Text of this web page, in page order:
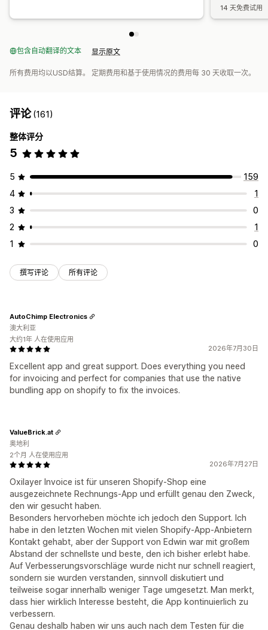
14 天免费试用
包含自动翻译的文本 显示原文
所有费用均以USD结算。 定期费用和基于使用情况的费用每 30 天收取一次。
评论(161)
整体评分
5
5
159
4
1
3
0
2
1
1
0
撰写评论 所有评论
2026年7月30日
Excellent app and great support. Does everything you need
for invoicing and perfect for companies that use the native
bundling app on shopify to fix the invoices.
AutoChimp Electronics
澳大利亚
大约1年 人在使用应用
2026年7月27日
Oxilayer Invoice ist für unseren Shopify-Shop eine
ausgezeichnete Rechnungs-App und erfüllt genau den Zweck,
den wir gesucht haben.
Besonders hervorheben möchte ich jedoch den Support. Ich
habe in den letzten Wochen mit vielen Shopify-App-Anbietern
Kontakt gehabt, aber der Support von Edwin war mit großem
Abstand der schnellste und beste, den ich bisher erlebt habe.
Auf Verbesserungsvorschläge wurde nicht nur schnell reagiert,
sondern sie wurden verstanden, sinnvoll diskutiert und
teilweise sogar innerhalb weniger Tage umgesetzt. Man merkt,
dass hier wirklich Interesse besteht, die App kontinuierlich zu
verbessern.
Genau deshalb haben wir uns auch nach dem Testen für die
ValueBrick.at
奥地利
2个月 人在使用应用